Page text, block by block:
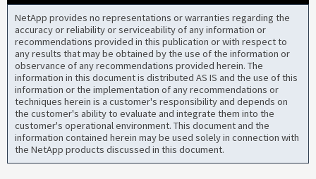
NetApp provides no representations or warranties regarding the
accuracy or reliability or serviceability of any information or
recommendations provided in this publication or with respect to
any results that may be obtained by the use of the information or
observance of any recommendations provided herein. The
information in this document is distributed AS IS and the use of this
information or the implementation of any recommendations or
techniques herein is a customer's responsibility and depends on
the customer's ability to evaluate and integrate them into the
customer's operational environment. This document and the
information contained herein may be used solely in connection with
the NetApp products discussed in this document.